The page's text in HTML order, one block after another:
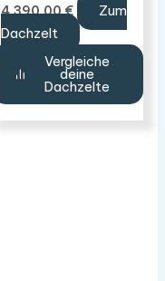
4.390,00€
Zum
Dachzelt
Vergleiche
deine
Dachzelte